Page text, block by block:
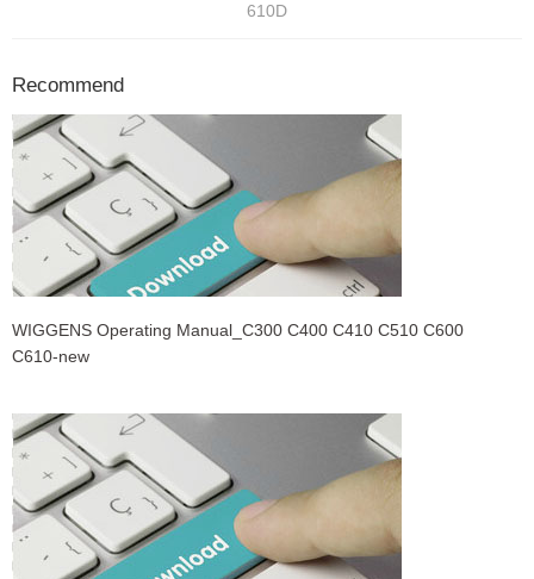
610D
Recommend
WIGGENS Operating Manual_C300 C400 C410 C510 C600
C610-new